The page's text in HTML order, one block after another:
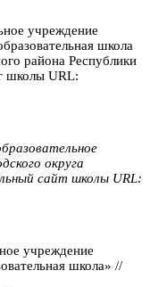
учреждение
школа
района Республики
школы URL:
округа
сайт школы URL:
учреждение
школа» //